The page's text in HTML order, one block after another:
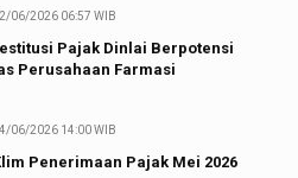
06/2026 06:57 WIB
Pajak Dinlai Berpotensi
Perusahaan Farmasi
06/2026 14:00 WIB
Penerimaan Pajak Mei 2026